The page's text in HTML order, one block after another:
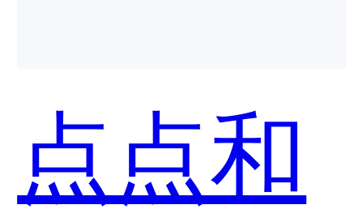
点点和